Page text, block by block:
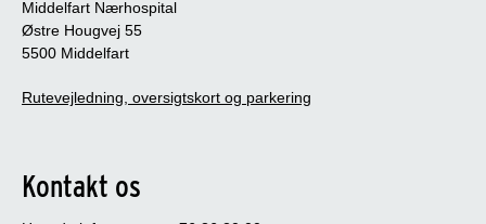
Middelfart Nærhospital
Østre Hougvej 55
5500 Middelfart
Rutevejledning, oversigtskort og parkering
Kontakt os